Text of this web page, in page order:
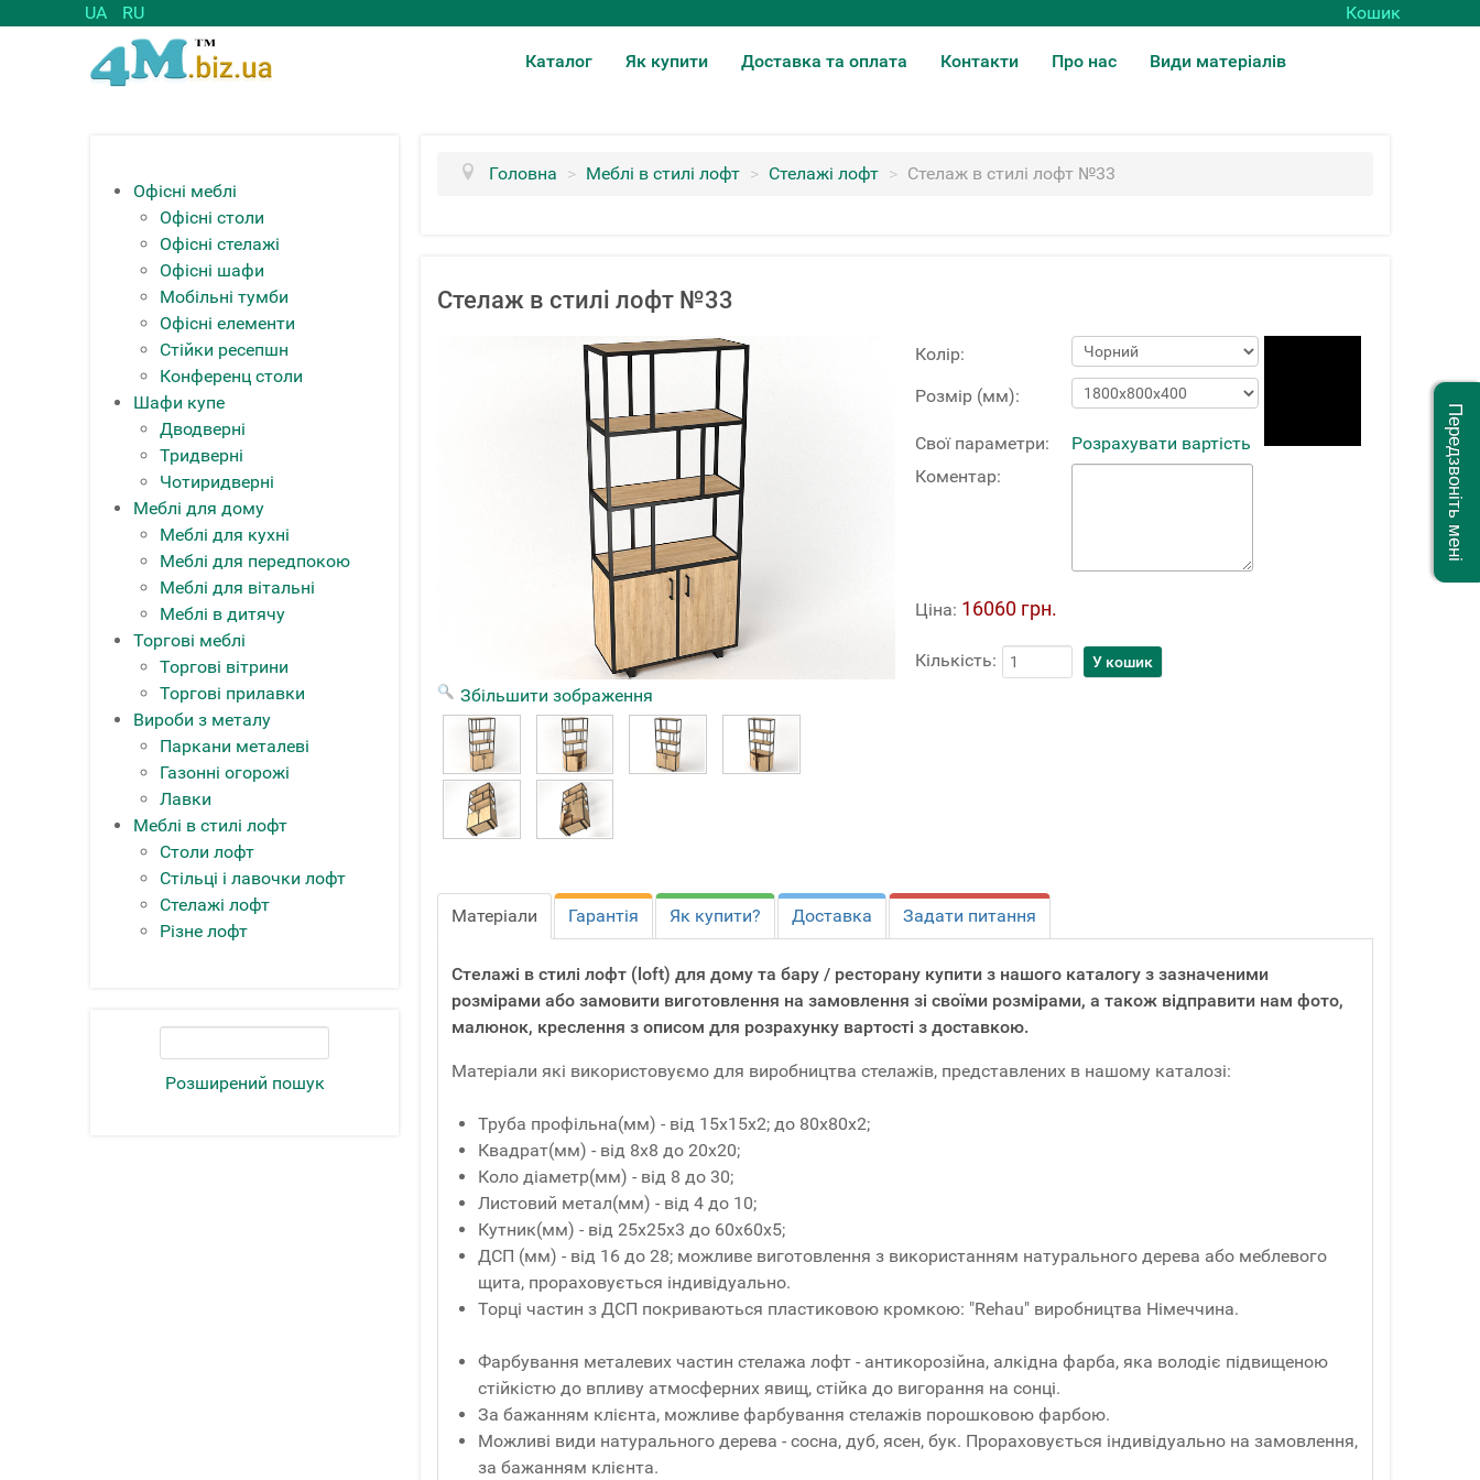
UA RU Кошик
Каталог Як купити Доставка та оплата Контакти Про нас Види матеріалів
Офісні меблі
Офісні столи
Офісні стелажі
Офісні шафи
Мобільні тумби
Офісні елементи
Стійки ресепшн
Конференц столи
Шафи купе
Дводверні
Тридверні
Чотиридверні
Меблі для дому
Меблі для кухні
Меблі для передпокою
Меблі для вітальні
Меблі в дитячу
Торгові меблі
Торгові вітрини
Торгові прилавки
Вироби з металу
Паркани металеві
Газонні огорожі
Лавки
Меблі в стилі лофт
Столи лофт
Стільці і лавочки лофт
Стелажі лофт
Різне лофт
Розширений пошук
Головна > Меблі в стилі лофт > Стелажі лофт > Стелаж в стилі лофт №33
Стелаж в стилі лофт №33
Збільшити зображення
Колір:
Розмір (мм):
Свої параметри:
Розрахувати вартість
Коментар:
Ціна: 16060 грн.
Кількість:
Матеріали Гарантія Як купити? Доставка Задати питання
Стелажі в стилі лофт (loft) для дому та бару / ресторану купити з нашого каталогу з зазначеними
розмірами або замовити виготовлення на замовлення зі своїми розмірами, а також відправити нам фото,
малюнок, креслення з описом для розрахунку вартості з доставкою.
Матеріали які використовуємо для виробництва стелажів, представлених в нашому каталозі:
Труба профільна(мм) - від 15x15x2; до 80x80x2;
Квадрат(мм) - від 8x8 до 20x20;
Коло діаметр(мм) - від 8 до 30;
Листовий метал(мм) - від 4 до 10;
Кутник(мм) - від 25x25x3 до 60x60x5;
ДСП (мм) - від 16 до 28; можливе виготовлення з використанням натурального дерева або меблевого
щита, прораховується індивідуально.
Торці частин з ДСП покриваються пластиковою кромкою: "Rehau" виробництва Німеччина.
Фарбування металевих частин стелажа лофт - антикорозійна, алкідна фарба, яка володіє підвищеною
стійкістю до впливу атмосферних явищ, стійка до вигорання на сонці.
За бажанням клієнта, можливе фарбування стелажів порошковою фарбою.
Можливі види натурального дерева - сосна, дуб, ясен, бук. Прораховується індивідуально на замовлення,
за бажанням клієнта.
Передзвоніть мені